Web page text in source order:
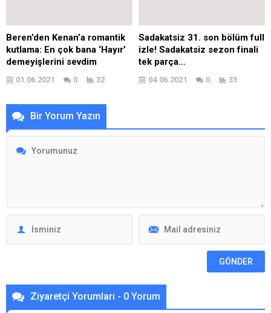
Beren’den Kenan’a romantik
kutlama: En çok bana ‘Hayır’
demeyişlerini sevdim
01.06.2021 0 32
Sadakatsiz 31. son bölüm full
izle! Sadakatsiz sezon finali
tek parça…
04.06.2021 0 33
Bir Yorum Yazın
Ziyaretçi Yorumları - 0 Yorum